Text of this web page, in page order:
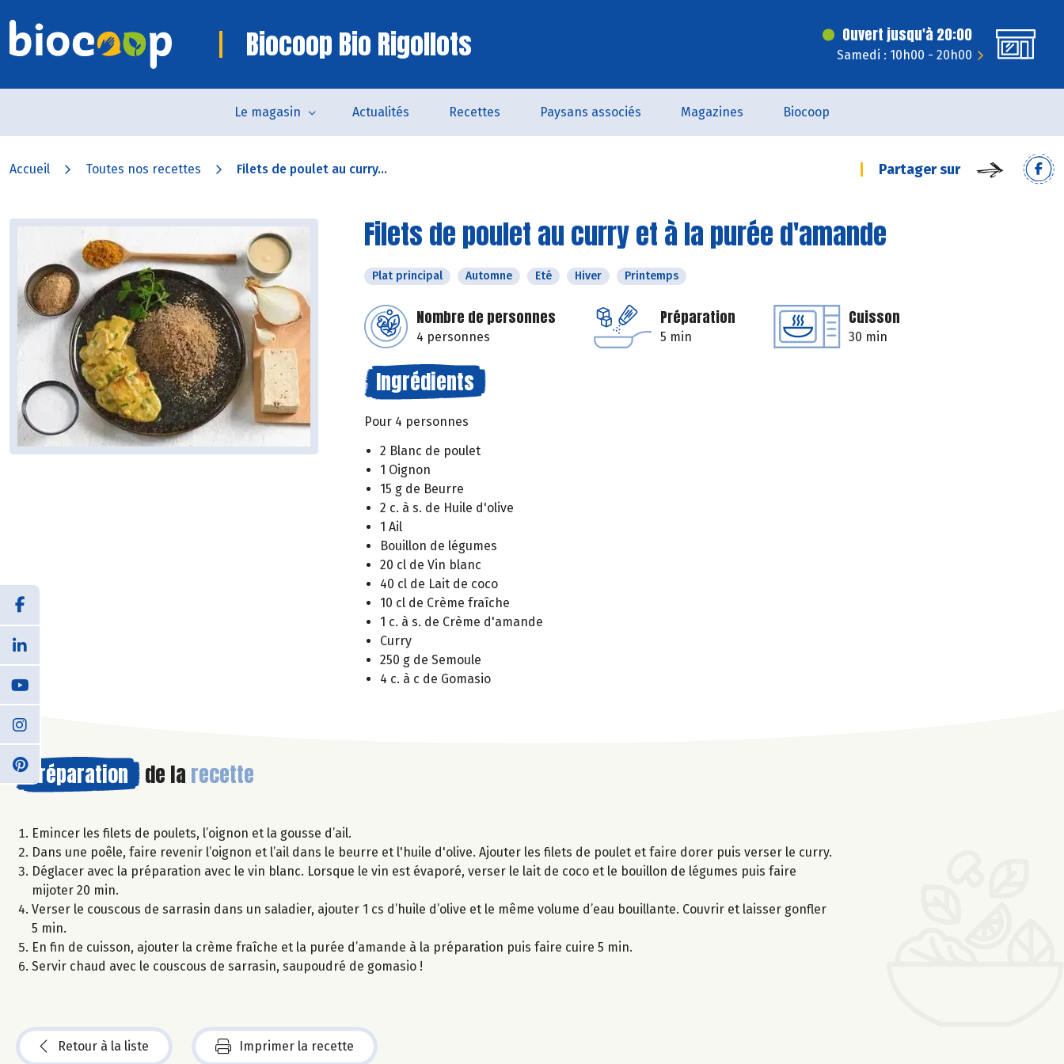
Biocoop Bio Rigollots Ouvert jusqu'à 20:00
Samedi : 10h00 - 20h00
Le magasin Actualités Recettes Paysans associés Magazines Biocoop
Accueil Toutes nos recettes Filets de poulet au curry... Partager sur
Filets de poulet au curry et à la purée d'amande
Plat principal Automne Eté Hiver Printemps
Nombre de personnes
4 personnes
Préparation
5 min
Cuisson
30 min
Ingrédients
Pour 4 personnes
2 Blanc de poulet
1 Oignon
15 g de Beurre
2 c. à s. de Huile d'olive
1 Ail
Bouillon de légumes
20 cl de Vin blanc
40 cl de Lait de coco
10 cl de Crème fraîche
1 c. à s. de Crème d'amande
Curry
250 g de Semoule
4 c. à c de Gomasio
Préparation de la recette
Emincer les filets de poulets, l’oignon et la gousse d’ail.
Dans une poêle, faire revenir l’oignon et l’ail dans le beurre et l'huile d'olive. Ajouter les filets de poulet et faire dorer puis verser le curry.
Déglacer avec la préparation avec le vin blanc. Lorsque le vin est évaporé, verser le lait de coco et le bouillon de légumes puis faire
mijoter 20 min.
Verser le couscous de sarrasin dans un saladier, ajouter 1 cs d’huile d’olive et le même volume d’eau bouillante. Couvrir et laisser gonfler
5 min.
En fin de cuisson, ajouter la crème fraîche et la purée d’amande à la préparation puis faire cuire 5 min.
Servir chaud avec le couscous de sarrasin, saupoudré de gomasio !
Retour à la liste Imprimer la recette